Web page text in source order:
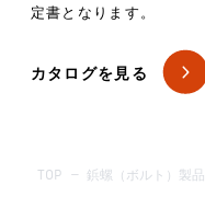
定書となります。
カタログを見る
TOP — 鋲螺（ボルト）製品